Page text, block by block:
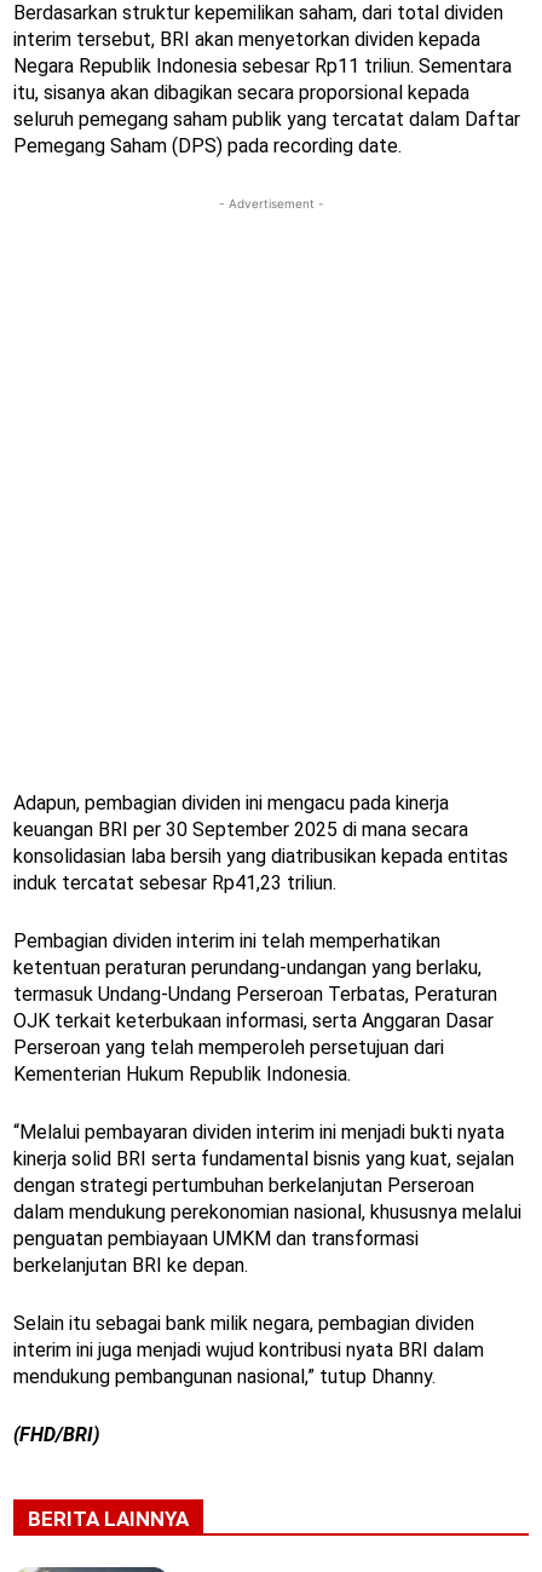
Berdasarkan struktur kepemilikan saham, dari total dividen
interim tersebut, BRI akan menyetorkan dividen kepada
Negara Republik Indonesia sebesar Rp11 triliun. Sementara
itu, sisanya akan dibagikan secara proporsional kepada
seluruh pemegang saham publik yang tercatat dalam Daftar
Pemegang Saham (DPS) pada recording date.
- Advertisement -
Adapun, pembagian dividen ini mengacu pada kinerja
keuangan BRI per 30 September 2025 di mana secara
konsolidasian laba bersih yang diatribusikan kepada entitas
induk tercatat sebesar Rp41,23 triliun.
Pembagian dividen interim ini telah memperhatikan
ketentuan peraturan perundang-undangan yang berlaku,
termasuk Undang-Undang Perseroan Terbatas, Peraturan
OJK terkait keterbukaan informasi, serta Anggaran Dasar
Perseroan yang telah memperoleh persetujuan dari
Kementerian Hukum Republik Indonesia.
“Melalui pembayaran dividen interim ini menjadi bukti nyata
kinerja solid BRI serta fundamental bisnis yang kuat, sejalan
dengan strategi pertumbuhan berkelanjutan Perseroan
dalam mendukung perekonomian nasional, khususnya melalui
penguatan pembiayaan UMKM dan transformasi
berkelanjutan BRI ke depan.
Selain itu sebagai bank milik negara, pembagian dividen
interim ini juga menjadi wujud kontribusi nyata BRI dalam
mendukung pembangunan nasional,” tutup Dhanny.
(FHD/BRI)
BERITA LAINNYA